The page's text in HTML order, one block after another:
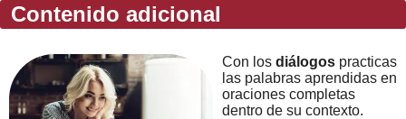
Contenido adicional
Con los diálogos practicas
las palabras aprendidas en
oraciones completas
dentro de su contexto.